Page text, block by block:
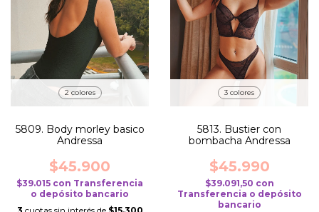
2 colores
5809. Body morley basico
Andressa
$45.900
$39.015 con Transferencia
o depósito bancario
3 colores
5813. Bustier con
bombacha Andressa
$45.990
$39.091,50 con
Transferencia o depósito
bancario